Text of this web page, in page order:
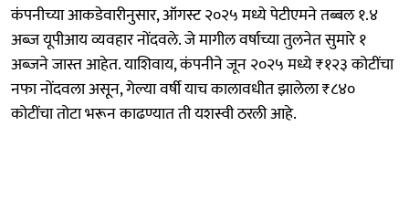
कंपनीच्या आकडेवारीनुसार, ऑगस्ट २०२५ मध्ये पेटीएमने तब्बल १.४
अब्ज यूपीआय व्यवहार नोंदवले. जे मागील वर्षाच्या तुलनेत सुमारे १
अब्जने जास्त आहेत. याशिवाय, कंपनीने जून २०२५ मध्ये ₹१२३ कोटींचा
नफा नोंदवला असून, गेल्या वर्षी याच कालावधीत झालेला ₹८४०
कोटींचा तोटा भरून काढण्यात ती यशस्वी ठरली आहे.